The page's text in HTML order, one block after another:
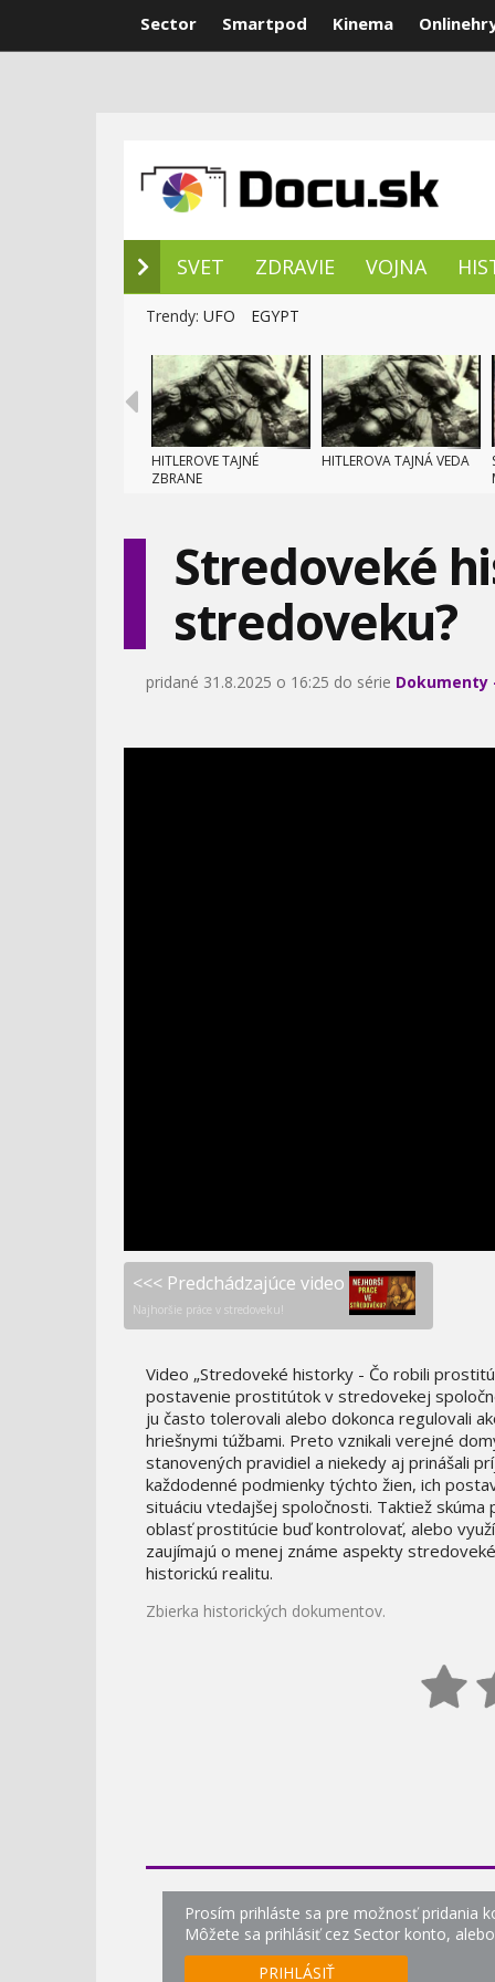
Sector Smartpod Kinema
SVET ZDRAVIE VOJNA
Trendy: UFO EGYPT
HITLEROVE TAJNÉ
ZBRANE
HITLEROVA TAJNÁ VEDA
MINULÉ ŽIVOTY
PONORKA KURSK - MÝTY
A ŠPEKULÁCIE
Stredoveké
stredoveku?
pridané 31.8.2025 o 16:25 do série Dokumenty
<<< Predchádzajúce video
Najhoršie práce v stredoveku!
Video „Stredoveké historky - Čo robili
postavenie prostitútok v stredovekej
ju často tolerovali alebo dokonca regulovali
hriešnymi túžbami. Preto vznikali verejné
stanovených pravidiel a niekedy aj prinášali
každodenné podmienky týchto žien, ich
situáciu vtedajšej spoločnosti. Taktiež
oblasť prostitúcie buď kontrolovať, alebo
zaujímajú o menej známe aspekty
historickú realitu.
Zbierka historických dokumentov.
Prosím prihláste sa pre možnosť pridania
Môžete sa prihlásiť cez Sector konto,
PRIHLÁSIŤ